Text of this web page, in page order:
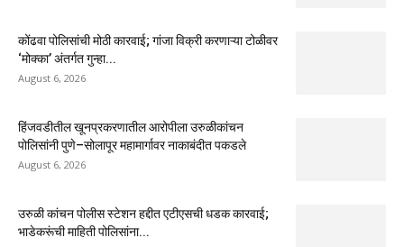
कोंढवा पोलिसांची मोठी कारवाई; गांजा विक्री करणाऱ्या टोळीवर
‘मोक्का’ अंतर्गत गुन्हा...
August 6, 2026
हिंजवडीतील खूनप्रकरणातील आरोपीला उरुळीकांचन
पोलिसांनी पुणे–सोलापूर महामार्गावर नाकाबंदीत पकडले
August 6, 2026
उरुळी कांचन पोलीस स्टेशन हद्दीत एटीएसची धडक कारवाई;
भाडेकरूंची माहिती पोलिसांना...